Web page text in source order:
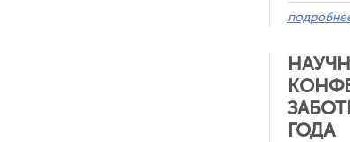
ГОДА